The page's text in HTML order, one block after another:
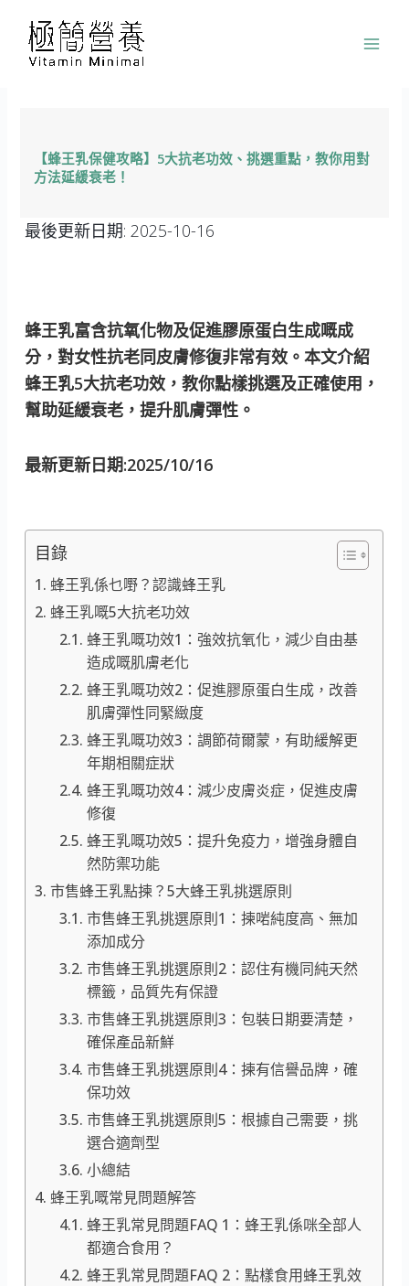
【蜂王乳保健攻略】5大抗老功效、挑選重點，教你用對
方法延緩衰老！
最後更新日期: 2025-10-16
蜂王乳富含抗氧化物及促進膠原蛋白生成嘅成
分，對女性抗老同皮膚修復非常有效。本文介紹
蜂王乳5大抗老功效，教你點樣挑選及正確使用，
幫助延緩衰老，提升肌膚彈性。
最新更新日期:2025/10/16
目錄
蜂王乳係乜嘢？認識蜂王乳
蜂王乳嘅5大抗老功效
蜂王乳嘅功效1：強效抗氧化，減少自由基
造成嘅肌膚老化
蜂王乳嘅功效2：促進膠原蛋白生成，改善
肌膚彈性同緊緻度
蜂王乳嘅功效3：調節荷爾蒙，有助緩解更
年期相關症狀
蜂王乳嘅功效4：減少皮膚炎症，促進皮膚
修復
蜂王乳嘅功效5：提升免疫力，增強身體自
然防禦功能
市售蜂王乳點揀？5大蜂王乳挑選原則
市售蜂王乳挑選原則1：揀啱純度高、無加
添加成分
市售蜂王乳挑選原則2：認住有機同純天然
標籤，品質先有保證
市售蜂王乳挑選原則3：包裝日期要清楚，
確保產品新鮮
市售蜂王乳挑選原則4：揀有信譽品牌，確
保功效
市售蜂王乳挑選原則5：根據自己需要，挑
選合適劑型
小總結
蜂王乳嘅常見問題解答
蜂王乳常見問題FAQ 1：蜂王乳係咪全部人
都適合食用？
蜂王乳常見問題FAQ 2：點樣食用蜂王乳效